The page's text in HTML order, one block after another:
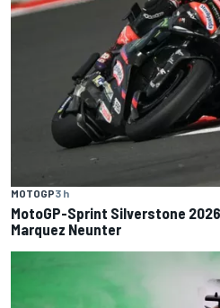
MOTOGP3 h
MotoGP-Sprint Silverstone
Marquez Neunter